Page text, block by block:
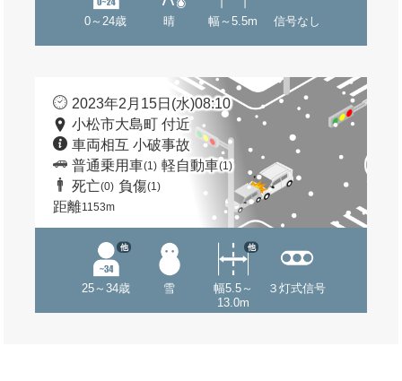
0～24歳 晴 幅～5.5m 信号なし
2023年2月15日(水)08:10
小松市大島町 付近
車両相互 小破事故
普通乗用車(1) 軽自動車(1)
死亡(0) 負傷(1)
距離1153m
25～34歳
他
雪
幅5.5～
13.0m
他
３灯式信号